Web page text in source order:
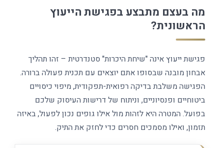
מה בעצם מתבצע בפגישת הייעוץ
הראשונית?
פגישת ייעוץ אינה "שיחת היכרות" סטנדרטית – זהו תהליך
אבחון מובנה שבסופו אתם יוצאים עם תכנית פעולה ברורה.
הפגישה משלבת בדיקה רפואית-תפקודית, מיפוי כיסויים
ביטוחיים ופנסיוניים, וניתוח של דרישות העיסוק שלכם
בפועל. המטרה היא לזהות מול אילו גופים נכון לפעול, באיזה
תזמון, ואילו מסמכים חסרים כדי לחזק את התיק.